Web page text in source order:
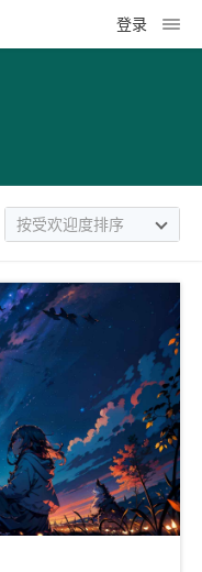
登录
按受欢迎度排序